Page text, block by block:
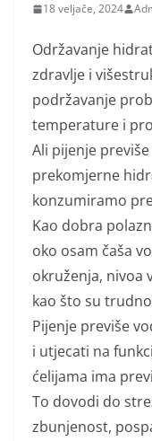
18 veljače, 2024
Održavanje
zdravlje i
podržavanje
temperature i
Ali pijenje
prekomjerne
konzumiramo
Kao dobra
oko osam čaša
okruženja, nivoa
kao što su
Pijenje previše
i utjecati na
ćelijama ima
To dovodi do
zbunjenost,